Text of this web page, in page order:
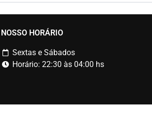
NOSSO HORÁRIO
Sextas e Sábados
Horário: 22:30 às 04:00 hs